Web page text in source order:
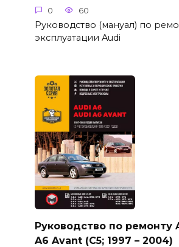
0 60
Руководство (мануал) по
эксплуатации Audi
Руководство по ремонту
A6 Avant (C5; 1997 – 2004)